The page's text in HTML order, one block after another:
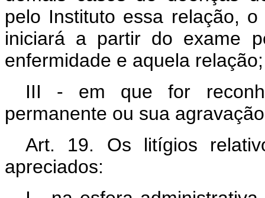
pelo Instituto essa relação,
iniciará a partir do exame
enfermidade e aquela relação;
III - em que for
permanente ou sua
Art. 19. Os litígios
apreciados: